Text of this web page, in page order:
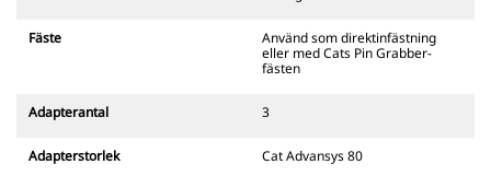
311–352 och alla hjulburna
grävmaskiner. Fästen för
Tillbehör som är kompatibla med
använder det fasta
Fäste
Använd som direktinfästning
eller med Cats Pin Grabber-
fästen
Adapterantal 3
Adapterstorlek Cat Advansys 80